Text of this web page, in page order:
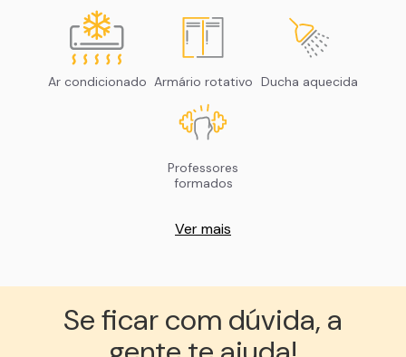
Ar condicionado Armário rotativo Ducha aquecida
Professores
formados
Ver mais
Se ficar com dúvida, a